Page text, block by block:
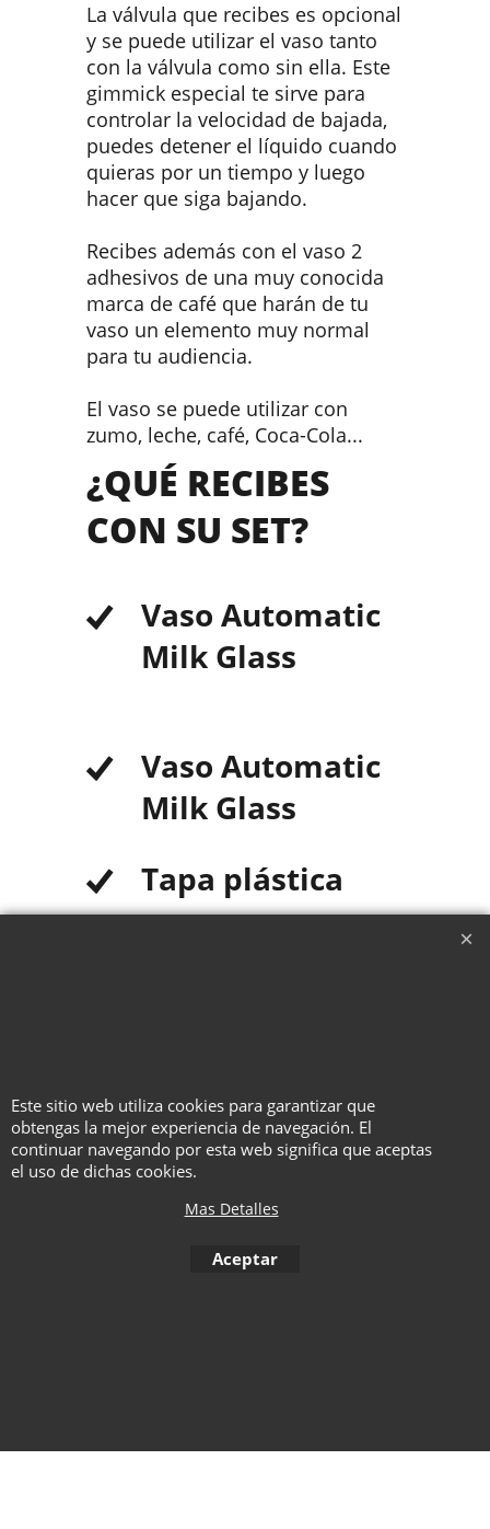
La válvula que recibes es opcional
y se puede utilizar el vaso tanto
con la válvula como sin ella. Este
gimmick especial te sirve para
controlar la velocidad de bajada,
puedes detener el líquido cuando
quieras por un tiempo y luego
hacer que siga bajando.
Recibes además con el vaso 2
adhesivos de una muy conocida
marca de café que harán de tu
vaso un elemento muy normal
para tu audiencia.
El vaso se puede utilizar con
zumo, leche, café, Coca-Cola...
¿QUÉ RECIBES
CON SU SET?
Vaso Automatic
Milk Glass
Vaso Automatic
Milk Glass
Tapa plástica
descargable
Este sitio web utiliza cookies para garantizar que
obtengas la mejor experiencia de navegación. El
continuar navegando por esta web significa que aceptas
el uso de dichas cookies.
Mas Detalles
Aceptar